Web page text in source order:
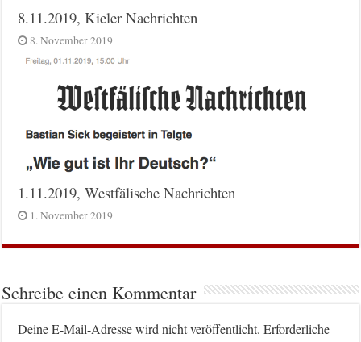
8.11.2019, Kieler Nachrichten
8. November 2019
1.11.2019, Westfälische Nachrichten
1. November 2019
Schreibe einen Kommentar
Deine E-Mail-Adresse wird nicht veröffentlicht. Erforderliche